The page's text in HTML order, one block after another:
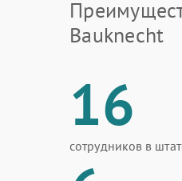
Bauknecht
16
сотрудников в